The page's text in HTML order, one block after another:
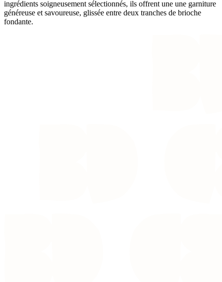
ingrédients soigneusement sélectionnés, ils offrent une une garniture
généreuse et savoureuse, glissée entre deux tranches de brioche
fondante.